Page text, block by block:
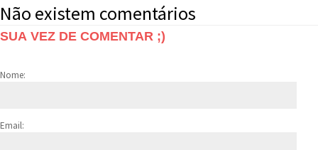
Não existem comentários
SUA VEZ DE COMENTAR ;)
Nome:
Email: